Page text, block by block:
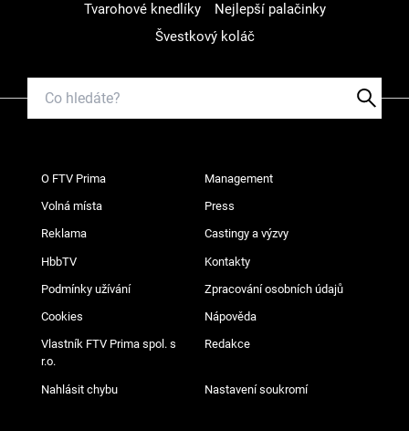
Tvarohové knedlíky
Nejlepší palačinky
Švestkový koláč
O FTV Prima Management
Volná místa Press
Reklama Castingy a výzvy
HbbTV Kontakty
Podmínky užívání Zpracování osobních údajů
Cookies Nápověda
Vlastník FTV Prima spol. s
r.o.
Redakce
Nahlásit chybu Nastavení soukromí